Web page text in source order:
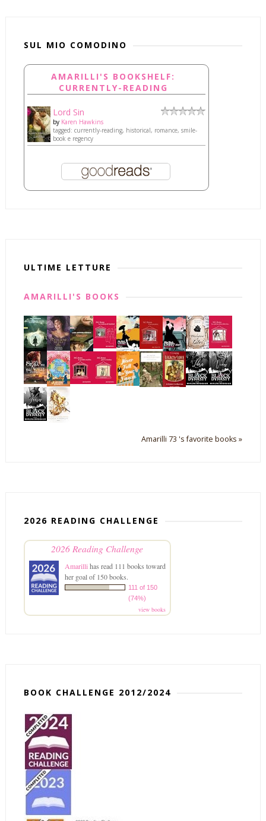
SUL MIO COMODINO
AMARILLI'S BOOKSHELF:
CURRENTLY-READING
Lord Sin
by Karen Hawkins
tagged: currently-reading, historical, romance, smile-
book e regency
ULTIME LETTURE
AMARILLI'S BOOKS
Amarilli 73 's favorite books »
2026 READING CHALLENGE
2026 Reading Challenge
Amarillihas read 111 books toward
her goal of 150 books.
111 of 150
(74%)
view books
BOOK CHALLENGE 2012/2024